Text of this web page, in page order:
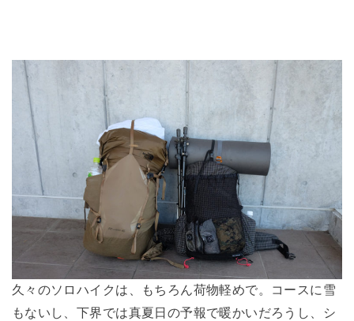
久々のソロハイクは、もちろん荷物軽めで。コースに雪
もないし、下界では真夏日の予報で暖かいだろうし、シ